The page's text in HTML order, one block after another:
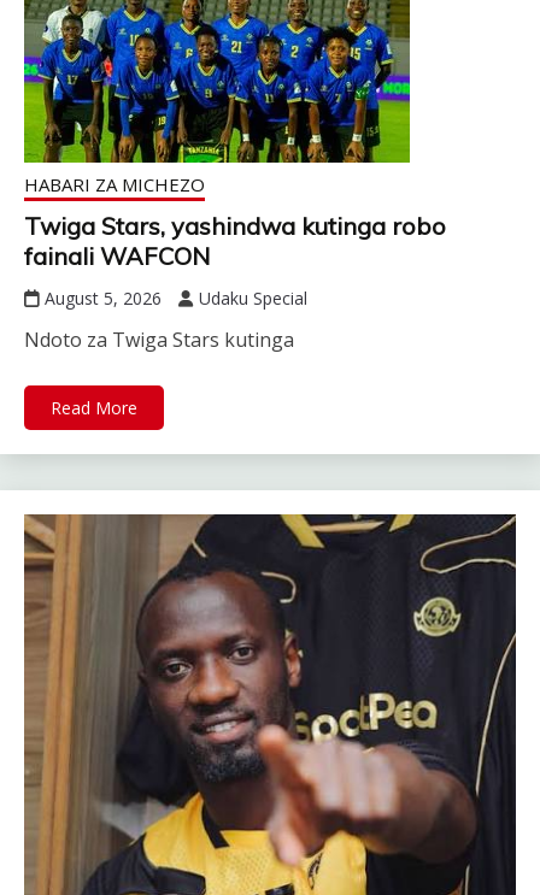
HABARI ZA MICHEZO
Twiga Stars, yashindwa kutinga robo
fainali WAFCON
August 5, 2026 Udaku Special
Ndoto za Twiga Stars kutinga
Read More